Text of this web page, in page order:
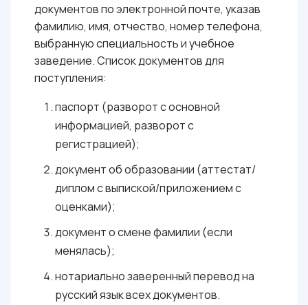
документов по электронной почте, указав
фамилию, имя, отчество, номер телефона,
выбранную специальность и учебное
заведение. Список документов для
поступления:
паспорт (разворот с основной
информацией, разворот с
регистрацией);
документ об образовании (аттестат/
диплом с выпиской/приложением с
оценками);
документ о смене фамилии (если
менялась);
нотариально заверенный перевод на
русский язык всех документов.